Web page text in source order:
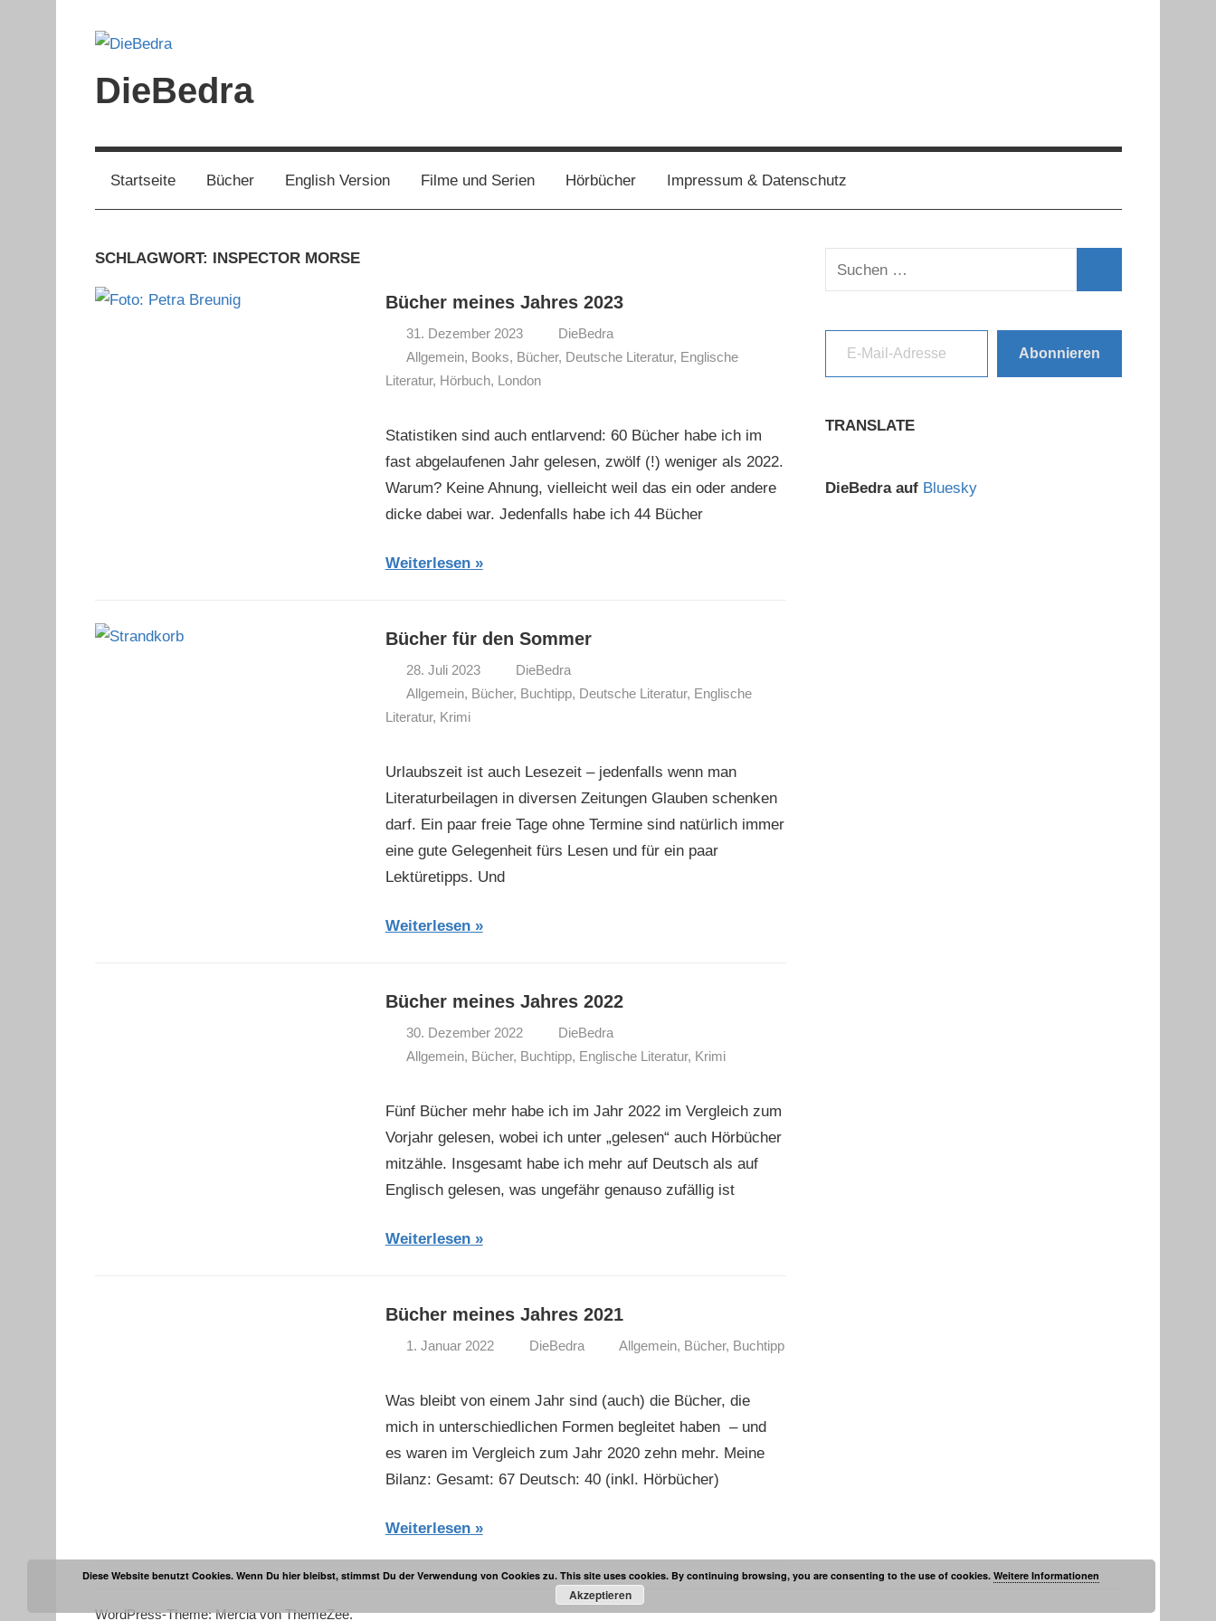
DieBedra
Startseite Bücher English Version Filme und Serien Hörbücher Impressum & Datenschutz
SCHLAGWORT: INSPECTOR MORSE
Bücher meines Jahres 2023
31. Dezember 2023
DieBedra
Allgemein, Books, Bücher, Deutsche Literatur, Englische
Literatur, Hörbuch, London
Statistiken sind auch entlarvend: 60 Bücher habe ich im
fast abgelaufenen Jahr gelesen, zwölf (!) weniger als 2022.
Warum? Keine Ahnung, vielleicht weil das ein oder andere
dicke dabei war. Jedenfalls habe ich 44 Bücher
Weiterlesen
Bücher für den Sommer
28. Juli 2023
DieBedra
Allgemein, Bücher, Buchtipp, Deutsche Literatur, Englische
Literatur, Krimi
Urlaubszeit ist auch Lesezeit – jedenfalls wenn man
Literaturbeilagen in diversen Zeitungen Glauben schenken
darf. Ein paar freie Tage ohne Termine sind natürlich immer
eine gute Gelegenheit fürs Lesen und für ein paar
Lektüretipps. Und
Weiterlesen
Bücher meines Jahres 2022
30. Dezember 2022
DieBedra
Allgemein, Bücher, Buchtipp, Englische Literatur, Krimi
Fünf Bücher mehr habe ich im Jahr 2022 im Vergleich zum
Vorjahr gelesen, wobei ich unter „gelesen“ auch Hörbücher
mitzähle. Insgesamt habe ich mehr auf Deutsch als auf
Englisch gelesen, was ungefähr genauso zufällig ist
Weiterlesen
Bücher meines Jahres 2021
1. Januar 2022 DieBedra Allgemein, Bücher, Buchtipp
Was bleibt von einem Jahr sind (auch) die Bücher, die
mich in unterschiedlichen Formen begleitet haben – und
es waren im Vergleich zum Jahr 2020 zehn mehr. Meine
Bilanz: Gesamt: 67 Deutsch: 40 (inkl. Hörbücher)
Weiterlesen
Suchen
nach:
E-Mail-Adresse
Abonnieren
TRANSLATE
DieBedra auf Bluesky
WordPress-Theme: Mercia von ThemeZee.
Diese Website benutzt Cookies. Wenn Du hier bleibst, stimmst Du der Verwendung von Cookies zu. This site uses cookies. By continuing browsing, you are consenting to the use of cookies.Weitere Informationen
Akzeptieren